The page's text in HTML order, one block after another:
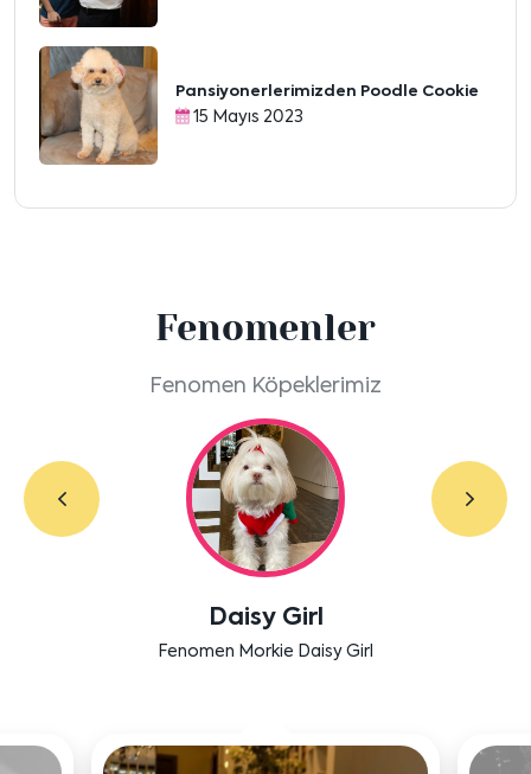
Pansiyonerlerimizden Poodle Cookie
15 Mayıs 2023
Fenomenler
Fenomen Köpeklerimiz
Labradoodle Bruno
Bensu Soral'ın dostu Bruno